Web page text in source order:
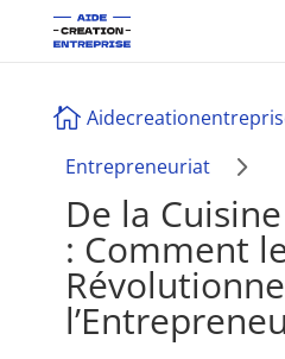

Entrepreneuriat 5
De la
: Comment